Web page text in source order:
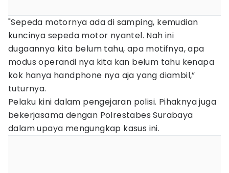
"Sepeda motornya ada di samping, kemudian
kuncinya sepeda motor nyantel. Nah ini
dugaannya kita belum tahu, apa motifnya, apa
modus operandi nya kita kan belum tahu kenapa
kok hanya handphone nya aja yang diambil,”
tuturnya.
Pelaku kini dalam pengejaran polisi. Pihaknya juga
bekerjasama dengan Polrestabes Surabaya
dalam upaya mengungkap kasus ini.